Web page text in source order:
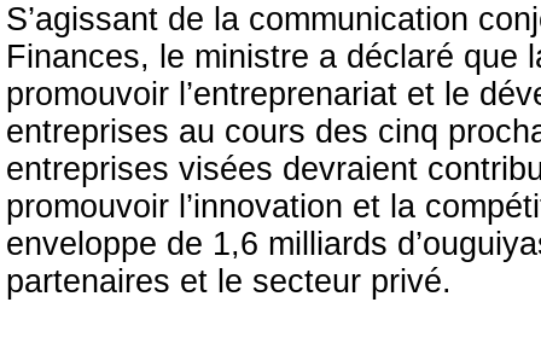
S’agissant de la communication
Finances, le ministre a déclaré que
promouvoir l’entreprenariat et le
entreprises au cours des cinq
entreprises visées devraient
promouvoir l’innovation et la
enveloppe de 1,6 milliards
partenaires et le secteur privé.